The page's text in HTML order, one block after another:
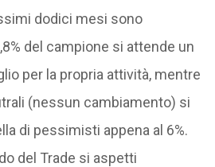
dodici mesi sono
del campione si attende un
per la propria attività, mentre
(nessun cambiamento) si
di pessimisti appena al 6%.
del Trade si aspetti